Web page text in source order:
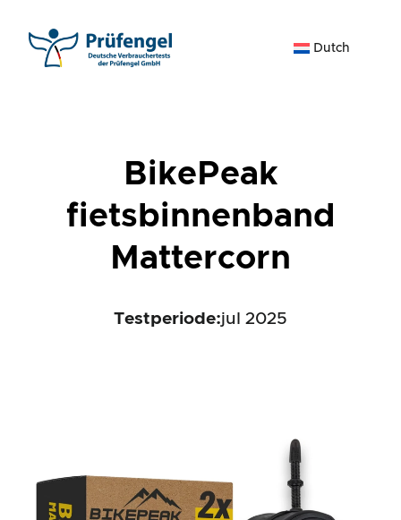
naar
Dutch
BikePeak
fietsbinnenband
Mattercorn
Testperiode:jul 2025